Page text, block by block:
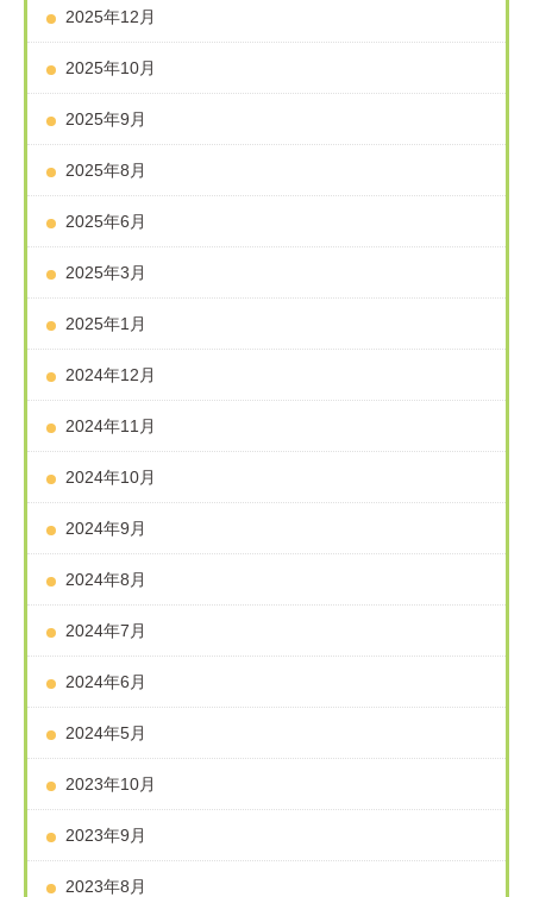
2025年12月
2025年10月
2025年9月
2025年8月
2025年6月
2025年3月
2025年1月
2024年12月
2024年11月
2024年10月
2024年9月
2024年8月
2024年7月
2024年6月
2024年5月
2023年10月
2023年9月
2023年8月